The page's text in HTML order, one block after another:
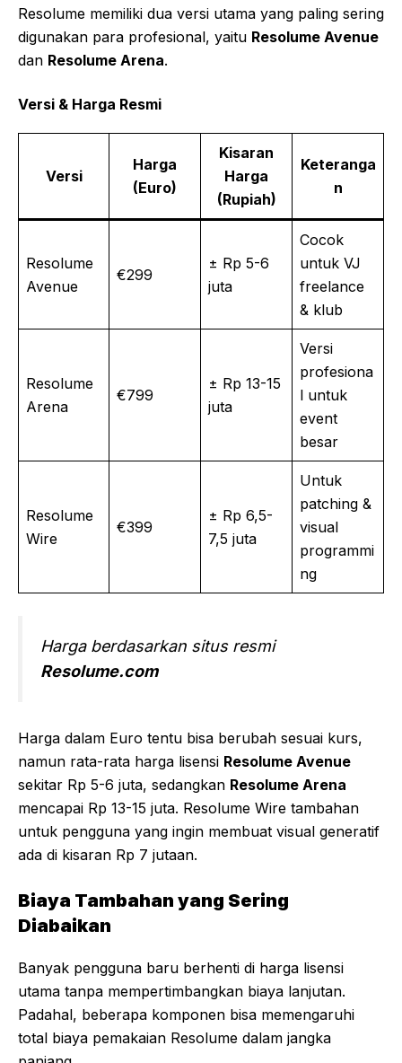
Resolume memiliki dua versi utama yang paling sering
digunakan para profesional, yaitu Resolume Avenue
dan Resolume Arena.
Versi & Harga Resmi
Versi
Harga
(Euro)
Kisaran
Harga
(Rupiah)
Keteranga
n
Resolume
Avenue
€299
± Rp 5-6
juta
Cocok
untuk VJ
freelance
& klub
Resolume
Arena
€799
± Rp 13-15
juta
Versi
profesiona
l untuk
event
besar
Resolume
Wire
€399
± Rp 6,5-
7,5 juta
Untuk
patching &
visual
programmi
ng
Harga berdasarkan situs resmi
Resolume.com
Harga dalam Euro tentu bisa berubah sesuai kurs,
namun rata-rata harga lisensi Resolume Avenue
sekitar Rp 5-6 juta, sedangkan Resolume Arena
mencapai Rp 13-15 juta. Resolume Wire tambahan
untuk pengguna yang ingin membuat visual generatif
ada di kisaran Rp 7 jutaan.
Biaya Tambahan yang Sering
Diabaikan
Banyak pengguna baru berhenti di harga lisensi
utama tanpa mempertimbangkan biaya lanjutan.
Padahal, beberapa komponen bisa memengaruhi
total biaya pemakaian Resolume dalam jangka